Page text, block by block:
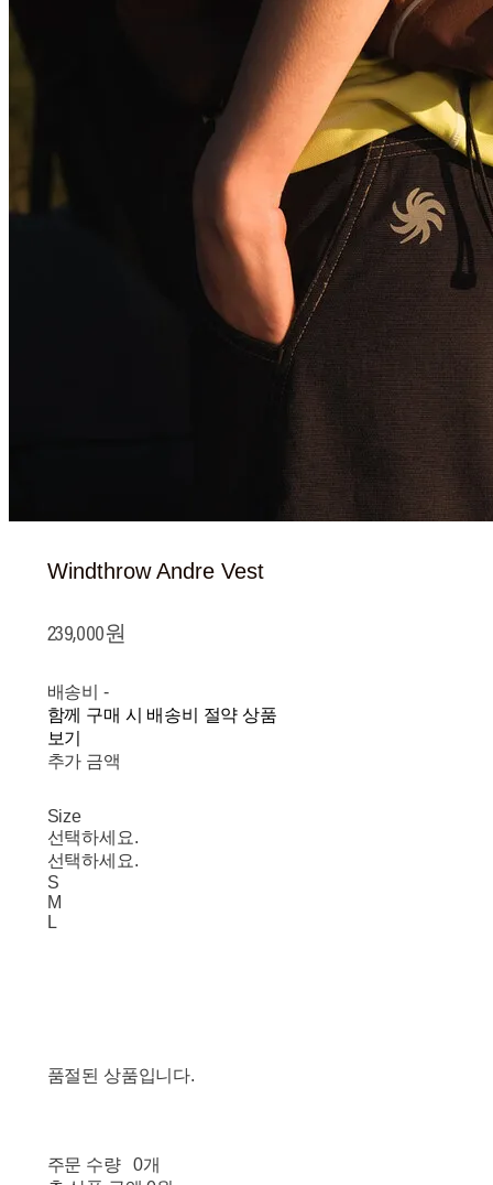
Windthrow Andre Vest
239,000원
배송비 -
함께 구매 시 배송비 절약 상품
보기
추가 금액
Size
선택하세요.
선택하세요.
S
M
L
품절된 상품입니다.
주문 수량
0개